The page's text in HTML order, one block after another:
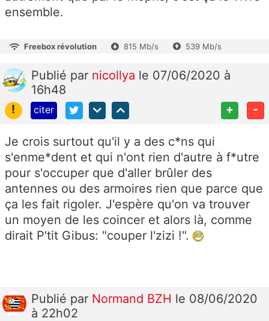
ensemble.
Freebox révolution 815 Mb/s 539 Mb/s
Publié par nicollya le 07/06/2020 à
16h48
!
citer + -
Je crois surtout qu'il y a des c*ns qui
s'enme*dent et qui n'ont rien d'autre à f*utre
pour s'occuper que d'aller brûler des
antennes ou des armoires rien que parce que
ça les fait rigoler. J'espère qu'on va trouver
un moyen de les coincer et alors là, comme
dirait P'tit Gibus: "couper l'zizi !".
Publié par Normand BZH le 08/06/2020
à 22h02